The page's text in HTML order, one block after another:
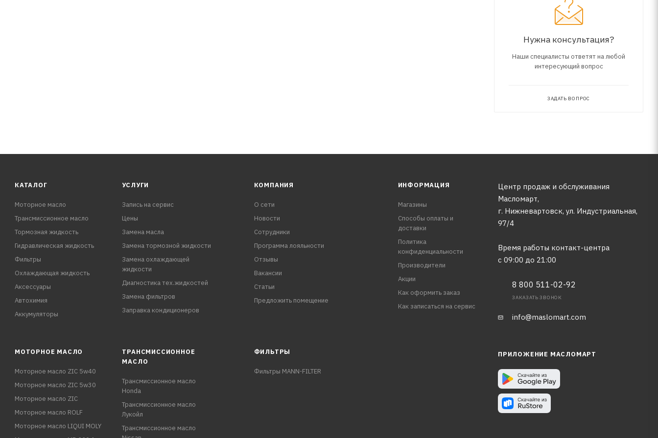
Нужна консультация?
Наши специалисты ответят на любой
интересующий вопрос
ЗАДАТЬ ВОПРОС
КАТАЛОГ
Моторное масло
Трансмиссионное масло
Тормозная жидкость
Гидравлическая жидкость
Фильтры
Охлаждающая жидкость
Аксессуары
Автохимия
Аккумуляторы
УСЛУГИ
Запись на сервис
Цены
Замена масла
Замена тормозной жидкости
Замена охлаждающей
жидкости
Диагностика тех.жидкостей
Замена фильтров
Заправка кондиционеров
КОМПАНИЯ
О сети
Новости
Сотрудники
Программа лояльности
Отзывы
Вакансии
Статьи
Предложить помещение
ИНФОРМАЦИЯ
Магазины
Способы оплаты и
доставки
Политика
конфиденциальности
Производители
Акции
Как оформить заказ
Как записаться на сервис
Центр продаж и обслуживания
Масломарт,
г. Нижневартовск, ул. Индустриальная,
97/4
Время работы контакт-центра
с 09:00 до 21:00
8 800 511-02-92
ЗАКАЗАТЬ ЗВОНОК
info@maslomart.com
МОТОРНОЕ МАСЛО
Моторное масло ZIC 5w40
Моторное масло ZIC 5w30
Моторное масло ZIC
Моторное масло ROLF
Моторное масло LIQUI MOLY
ТРАНСМИССИОННОЕ
МАСЛО
Трансмиссионное масло
Honda
Трансмиссионное масло
Лукойл
Трансмиссионное масло
ФИЛЬТРЫ
Фильтры MANN-FILTER
ПРИЛОЖЕНИЕ МАСЛОМАРТ